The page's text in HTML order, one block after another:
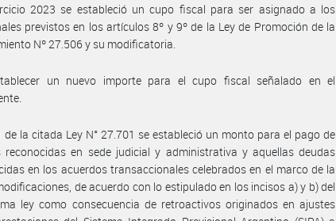
2023 se estableció un cupo fiscal para ser asignado a los
previstos en los artículos 8º y 9º de la Ley de Promoción de la
Nº 27.506 y su modificatoria.
un nuevo importe para el cupo fiscal señalado en el
la citada Ley N° 27.701 se estableció un monto para el pago de
reconocidas en sede judicial y administrativa y aquellas deudas
en los acuerdos transaccionales celebrados en el marco de la
de acuerdo con lo estipulado en los incisos a) y b) del
ley como consecuencia de retroactivos originados en ajustes